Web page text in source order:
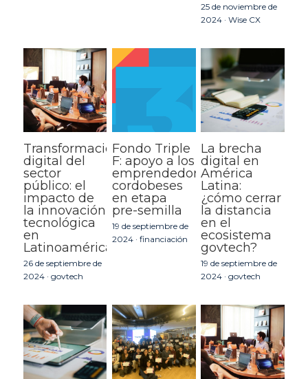
25 de noviembre de
2024 ·Wise CX
Transformación
digital del
sector
público: el
impacto de
la innovación
tecnológica
en
Latinoamérica
26 de septiembre de
2024 · govtech
Fondo Triple
F: apoyo a los
emprendedores
cordobeses
en etapa
pre-semilla
19 de septiembre de
2024 ·financiación
La brecha
digital en
América
Latina:
¿cómo cerrar
la distancia
en el
ecosistema
govtech?
19 de septiembre de
2024 ·govtech